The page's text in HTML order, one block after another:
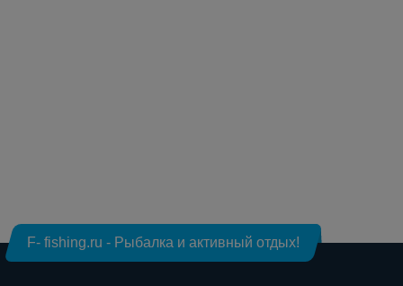
F- fishing.ru - Рыбалка и активный отдых!